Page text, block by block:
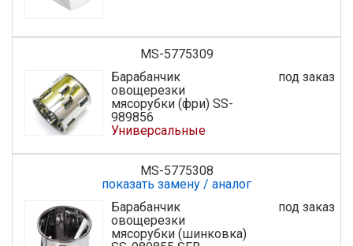
MS-5775309
Барабанчик
овощерезки
мясорубки (фри) SS-
989856
Универсальные
под заказ
MS-5775308
показать замену / аналог
Барабанчик
овощерезки
мясорубки (шинковка)
под заказ